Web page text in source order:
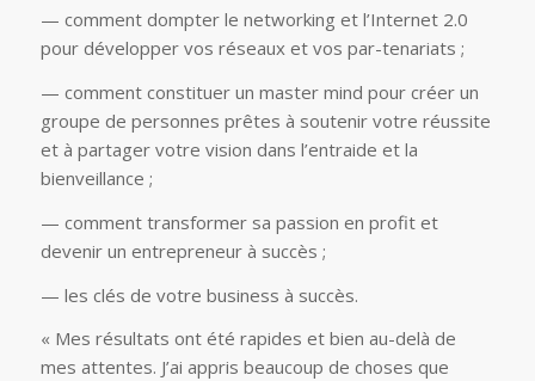
— comment dompter le networking et l’Internet 2.0
pour développer vos réseaux et vos par-tenariats ;
— comment constituer un master mind pour créer un
groupe de personnes prêtes à soutenir votre réussite
et à partager votre vision dans l’entraide et la
bienveillance ;
— comment transformer sa passion en profit et
devenir un entrepreneur à succès ;
— les clés de votre business à succès.
« Mes résultats ont été rapides et bien au-delà de
mes attentes. J’ai appris beaucoup de choses que